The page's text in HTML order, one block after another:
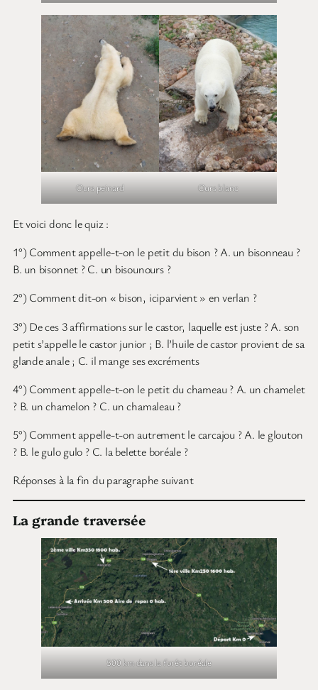
Ours peinard Ours blanc
Et voici donc le quiz :
1°) Comment appelle-t-on le petit du bison ? A. un bisonneau ?
B. un bisonnet ? C. un bisounours ?
2°) Comment dit-on « bison, iciparvient » en verlan ?
3°) De ces 3 affirmations sur le castor, laquelle est juste ? A. son
petit s’appelle le castor junior ; B. l’huile de castor provient de sa
glande anale ; C. il mange ses excréments
4°) Comment appelle-t-on le petit du chameau ? A. un chamelet
? B. un chamelon ? C. un chamaleau ?
5°) Comment appelle-t-on autrement le carcajou ? A. le glouton
? B. le gulo gulo ? C. la belette boréale ?
Réponses à la fin du paragraphe suivant
La grande traversée
500 km dans la forêt boréale